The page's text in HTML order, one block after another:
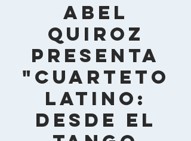
Abel
Quiroz
presenta
"Cuarteto
Latino:
Desde el